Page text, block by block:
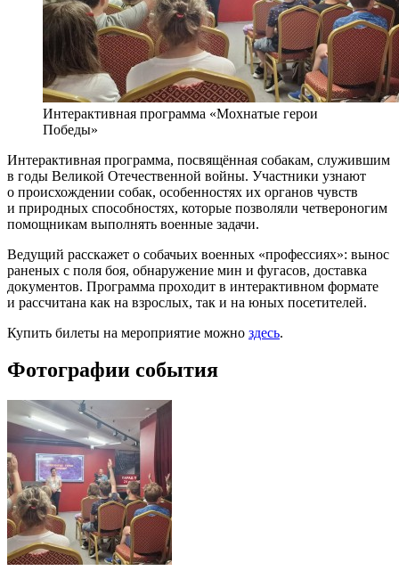
Интерактивная программа «Мохнатые герои
Победы»
Интерактивная программа, посвящённая собакам, служившим
в годы Великой Отечественной войны. Участники узнают
о происхождении собак, особенностях их органов чувств
и природных способностях, которые позволяли четвероногим
помощникам выполнять военные задачи.
Ведущий расскажет о собачьих военных «профессиях»: вынос
раненых с поля боя, обнаружение мин и фугасов, доставка
документов. Программа проходит в интерактивном формате
и рассчитана как на взрослых, так и на юных посетителей.
Купить билеты на мероприятие можно здесь.
Фотографии события